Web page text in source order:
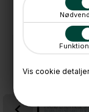
Vis cookie